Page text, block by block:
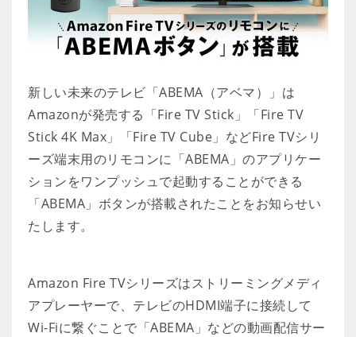
新しい未来のテレビ「ABEMA（アベマ）」は
Amazonが発売する「Fire TV Stick」「Fire TV
Stick 4K Max」「Fire TV Cube」などFire TVシリ
ーズ端末用のリモコンに「ABEMA」のアプリケー
ションをワンプッシュで起動することができる
「ABEMA」ボタンが搭載されたことをお知らせい
たします。
Amazon Fire TVシリーズはストリーミングメディ
アプレーヤーで、テレビのHDMI端子に接続して
Wi-Fiに繋ぐことで「ABEMA」などの動画配信サー